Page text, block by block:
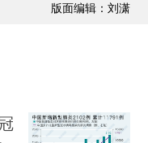
版面编辑：刘潇